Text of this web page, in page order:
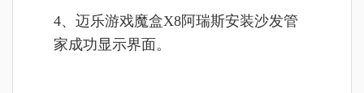
4、迈乐游戏魔盒X8阿瑞斯安装沙发管
家成功显示界面。